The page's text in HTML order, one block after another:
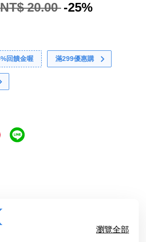
NT$ 20.00 -25%
回饋金喔 滿299優惠購
瀏覽全部